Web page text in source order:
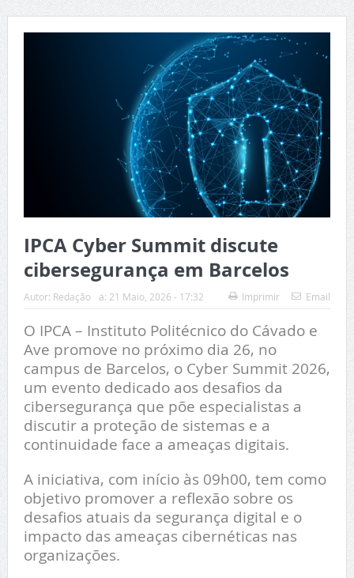
IPCA Cyber Summit discute
cibersegurança em Barcelos
Autor: Redação a: 21 Maio, 2026 - 17:32 Imprimir Email
O IPCA – Instituto Politécnico do Cávado e
Ave promove no próximo dia 26, no
campus de Barcelos, o Cyber Summit 2026,
um evento dedicado aos desafios da
cibersegurança que põe especialistas a
discutir a proteção de sistemas e a
continuidade face a ameaças digitais.
A iniciativa, com início às 09h00, tem como
objetivo promover a reflexão sobre os
desafios atuais da segurança digital e o
impacto das ameaças cibernéticas nas
organizações.